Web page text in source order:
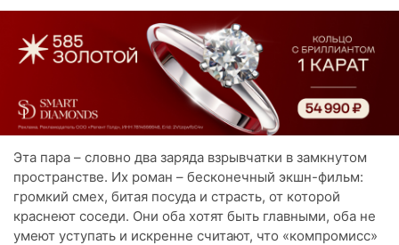
Эта пара – словно два заряда взрывчатки в замкнутом
пространстве. Их роман – бесконечный экшн-фильм:
громкий смех, битая посуда и страсть, от которой
краснеют соседи. Они оба хотят быть главными, оба не
умеют уступать и искренне считают, что «компромисс»